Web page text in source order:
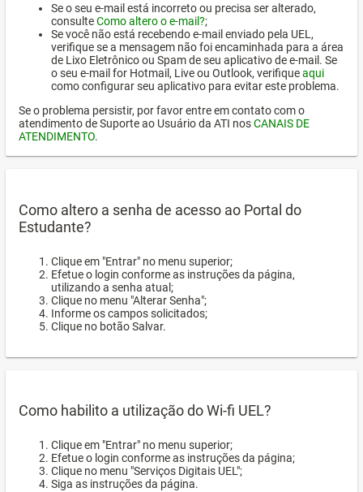
Se o seu e-mail está incorreto ou precisa ser alterado,
consulteComo altero o e-mail?;
Se você não está recebendo e-mail enviado pela UEL,
verifique se a mensagem não foi encaminhada para a área
de Lixo Eletrônico ou Spam de seu aplicativo de e-mail. Se
o seu e-mail for Hotmail, Live ou Outlook, verifiqueaqui
como configurar seu aplicativo para evitar este problema.
Se o problema persistir, por favor entre em contato com o
atendimento de Suporte ao Usuário da ATI nosCANAIS DE
ATENDIMENTO.
Como altero a senha de acesso ao Portal do
Estudante?
Clique em "Entrar" no menu superior;
Efetue o login conforme as instruções da página,
utilizando a senha atual;
Clique no menu "Alterar Senha";
Informe os campos solicitados;
Clique no botão Salvar.
Como habilito a utilização do Wi-fi UEL?
Clique em "Entrar" no menu superior;
Efetue o login conforme as instruções da página;
Clique no menu "Serviços Digitais UEL";
Siga as instruções da página.